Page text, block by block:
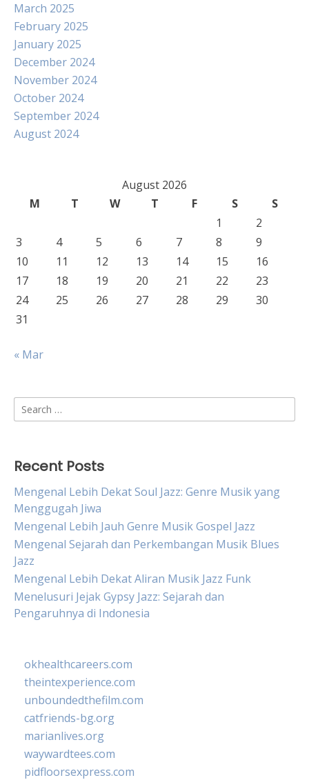
March 2025
February 2025
January 2025
December 2024
November 2024
October 2024
September 2024
August 2024
August 2026
M
T W T F S
S
1
2
3
4 5 6 7 8
9
10
11 12 13 14 15
16
17
18 19 20 21 22
23
24
25 26 27 28 29
30
31
« Mar
Search
for:
Recent Posts
Mengenal Lebih Dekat Soul Jazz: Genre Musik yang
Menggugah Jiwa
Mengenal Lebih Jauh Genre Musik Gospel Jazz
Mengenal Sejarah dan Perkembangan Musik Blues
Jazz
Mengenal Lebih Dekat Aliran Musik Jazz Funk
Menelusuri Jejak Gypsy Jazz: Sejarah dan
Pengaruhnya di Indonesia
okhealthcareers.com
theintexperience.com
unboundedthefilm.com
catfriends-bg.org
marianlives.org
waywardtees.com
pidfloorsexpress.com